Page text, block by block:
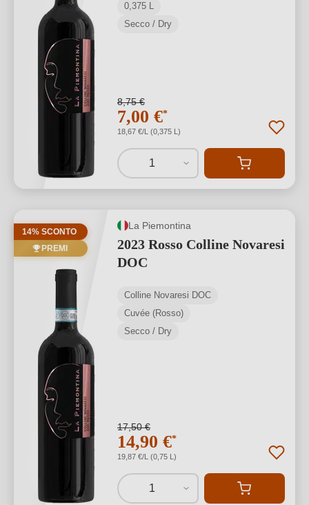
0,375 L
Secco / Dry
8,75 €
7,00 €*
18,67 €/L (0,375 L)
1
14% SCONTO
PREMI
La Piemontina
2023 Rosso Colline Novaresi
DOC
Colline Novaresi DOC
Cuvée (Rosso)
Secco / Dry
17,50 €
14,90 €*
19,87 €/L (0,75 L)
1